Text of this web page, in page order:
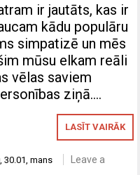
ir jautāts, kas ir
kādu populāru
simpatizē un mēs
mūsu elkam reāli
vēlas saviem
ziņā….
LASĪT VAIRĀK
,30.01 ,mans
Leave a